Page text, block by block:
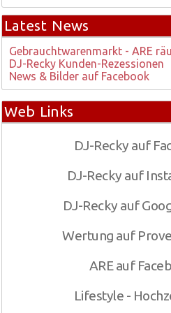
Latest News
Gebrauchtwarenmarkt - ARE
DJ-Recky Kunden-Rezessionen
News & Bilder auf Facebook
Web Links
DJ-Recky auf
DJ-Recky auf
DJ-Recky auf
Wertung auf
ARE auf
Lifestyle -